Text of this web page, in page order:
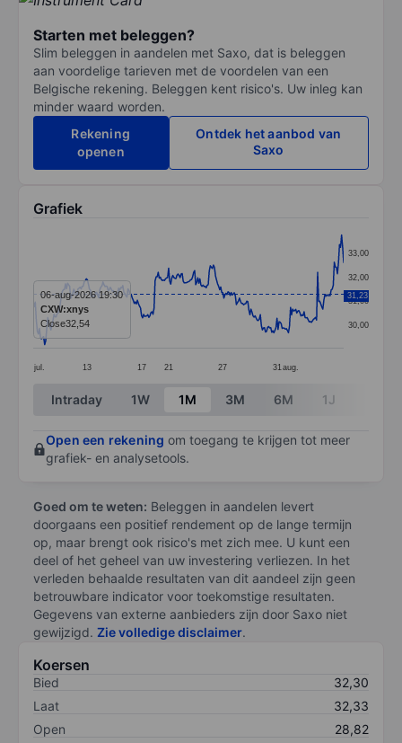
Starten met beleggen?
Slim beleggen in aandelen met Saxo, dat is beleggen
aan voordelige tarieven met de voordelen van een
Belgische rekening. Beleggen kent risico's. Uw inleg kan
minder waard worden.
Rekening
openen
Ontdek het aanbod van
Saxo
Grafiek
Line chart with 299 data points.
The chart has 1 X axis displaying categories.
The chart has 1 Y axis displaying values. Data
jul. 13 17 21 27 31 aug.
30,00
31,00
32,00
33,00
31,23
06-aug-2026 19:30
CXW:xnys
Close32,54
End of interactive chart.
Intraday 1W 1M 3M 6M 1J
Open een rekening om toegang te krijgen tot meer
grafiek- en analysetools.
Goed om te weten: Beleggen in aandelen levert
doorgaans een positief rendement op de lange termijn
op, maar brengt ook risico's met zich mee. U kunt een
deel of het geheel van uw investering verliezen. In het
verleden behaalde resultaten van dit aandeel zijn geen
betrouwbare indicator voor toekomstige resultaten.
Gegevens van externe aanbieders zijn door Saxo niet
gewijzigd. Zie volledige disclaimer.
Koersen
Bied
32,30
Laat
32,33
Open
28,82